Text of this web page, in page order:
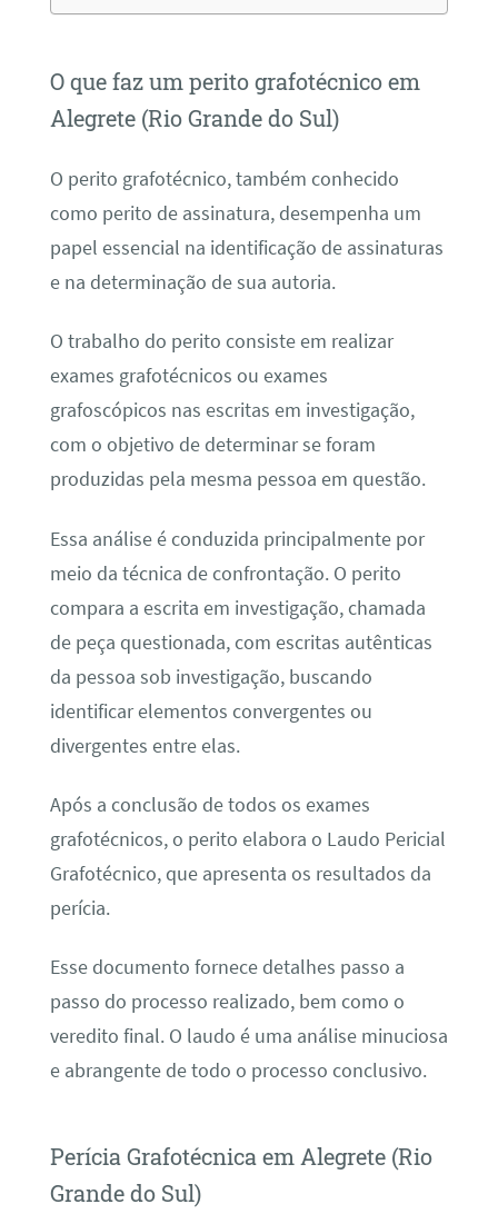
O que faz um perito grafotécnico em
Alegrete (Rio Grande do Sul)
O perito grafotécnico, também conhecido
como perito de assinatura, desempenha um
papel essencial na identificação de assinaturas
e na determinação de sua autoria.
O trabalho do perito consiste em realizar
exames grafotécnicos ou exames
grafoscópicos nas escritas em investigação,
com o objetivo de determinar se foram
produzidas pela mesma pessoa em questão.
Essa análise é conduzida principalmente por
meio da técnica de confrontação. O perito
compara a escrita em investigação, chamada
de peça questionada, com escritas autênticas
da pessoa sob investigação, buscando
identificar elementos convergentes ou
divergentes entre elas.
Após a conclusão de todos os exames
grafotécnicos, o perito elabora o Laudo Pericial
Grafotécnico, que apresenta os resultados da
perícia.
Esse documento fornece detalhes passo a
passo do processo realizado, bem como o
veredito final. O laudo é uma análise minuciosa
e abrangente de todo o processo conclusivo.
Perícia Grafotécnica em Alegrete (Rio
Grande do Sul)